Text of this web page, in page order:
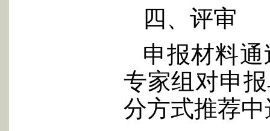
四、评审
申报材料
专家组对申
分方式推荐